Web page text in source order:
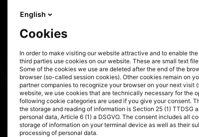
English
Cookies
In order to make visiting our website attractive and to enable
third parties use cookies on our website. These are small text
Some of the cookies we use are deleted after the end of the
browser (so-called session cookies). Other cookies remain on
partner companies to recognize your browser on your next visit
website, we use cookies that are technically necessary for the
following cookie categories are used if you give your consent.
the storage and reading of information is Section 25 (1) TTDSG
personal data, Article 6 (1) a DSGVO. The consent includes all
storage of information on your terminal device as well as their
processing of personal data.